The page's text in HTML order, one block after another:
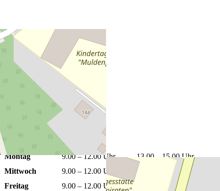
+−
Leaflet
© OpenStreetMap
Öffnungszeiten
Montag 9.00 – 12.00 Uhr
13.00 – 15.00 Uhr
Mittwoch
9.00 – 12.00 Uhr
13.00 – 15.00 Uhr
Freitag
9.00 – 12.00 Uhr